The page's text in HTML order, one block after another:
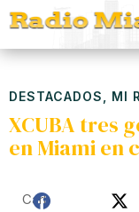
DESTACADOS MI
XCUBA tres
en Miami en
Carl